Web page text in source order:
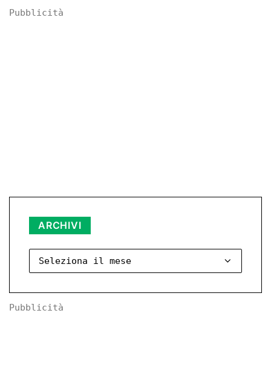
Pubblicità
ARCHIVI
Pubblicità